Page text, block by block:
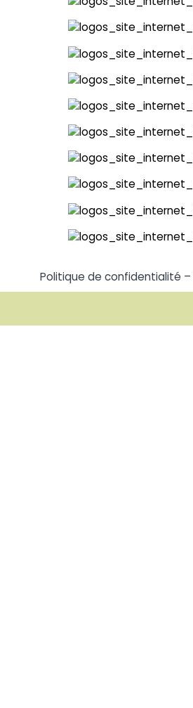
Politique de confidentialité –